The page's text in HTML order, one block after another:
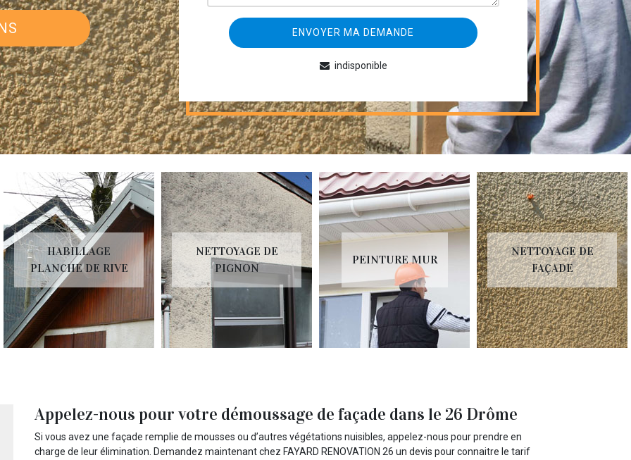
indisponible
NETTOYAGE DE
PIGNON
PEINTURE MUR
NETTOYAGE DE
FAÇADE
BOISERIE
Appelez-nous pour votre démoussage de façade dans le 26 Drôme
Si vous avez une façade remplie de mousses ou d’autres végétations nuisibles, appelez-nous pour prendre en
charge de leur élimination. Demandez maintenant chez FAYARD RENOVATION 26 un devis pour connaitre le tarif